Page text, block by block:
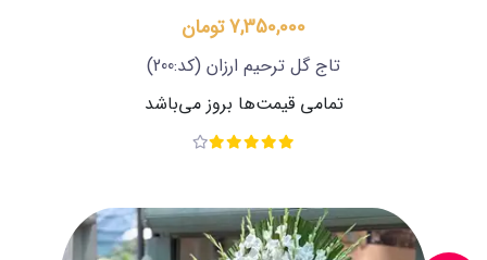
7,350,000 تومان
تاج گل ترحیم ارزان (کد:200)
تمامی قیمت‌ها بروز می‌باشد